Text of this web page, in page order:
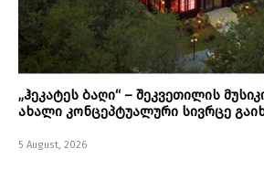
„ჰეკატეს ბაღი“ – შეკვეთილის
ახალი კონცეპტუალური სივრცე
5 August, 2026